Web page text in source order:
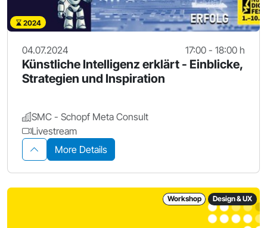
2024
04.07.2024 17:00 - 18:00 h
Künstliche Intelligenz erklärt - Einblicke,
Strategien und Inspiration
SMC - Schopf Meta Consult
Livestream
More Details
Workshop Design & UX